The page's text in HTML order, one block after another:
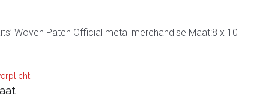
Woven Patch Official metal merchandise Maat:8 x 10